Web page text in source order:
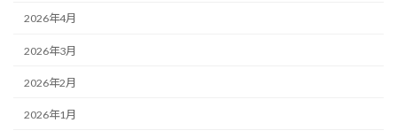
2026年4月
2026年3月
2026年2月
2026年1月